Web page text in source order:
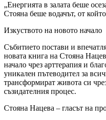
„Енергията в залата беше
Стояна беше водачът, от
Изкуството на новото начало
Събитието постави и
новата книга на Стояна
начало чрез арттерапия и
уникален пътеводител за
трансформират живота си
съзидателния процес.
Стояна Нацева – гласът на